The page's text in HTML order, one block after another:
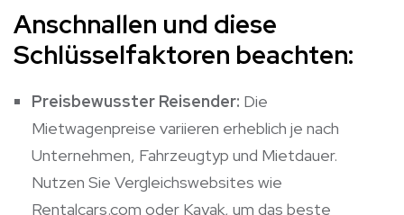
Anschnallen und diese
Schlüsselfaktoren beachten:
Preisbewusster Reisender: Die
Mietwagenpreise variieren erheblich je nach
Unternehmen, Fahrzeugtyp und Mietdauer.
Nutzen Sie Vergleichswebsites wie
Rentalcars.com oder Kayak, um das beste